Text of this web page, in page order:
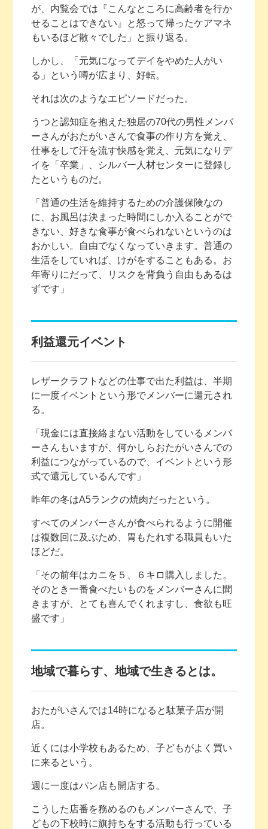
が、内覧会では『こんなところに高齢者を行か
せることはできない』と怒って帰ったケアマネ
もいるほど散々でした」と振り返る。
しかし、「元気になってデイをやめた人がい
る」という噂が広まり、好転。
それは次のようなエピソードだった。
うつと認知症を抱えた独居の70代の男性メンバ
ーさんがおたがいさんで食事の作り方を覚え、
仕事をして汗を流す快感を覚え、元気になりデ
イを「卒業」、シルバー人材センターに登録し
たというものだ。
「普通の生活を維持するための介護保険なの
に、お風呂は決まった時間にしか入ることがで
きない、好きな食事が食べられないというのは
おかしい。自由でなくなっていきます。普通の
生活をしていれば、けがをすることもある。お
年寄りにだって、リスクを背負う自由もあるは
ずです」
利益還元イベント
レザークラフトなどの仕事で出た利益は、半期
に一度イベントという形でメンバーに還元され
る。
「現金には直接絡まない活動をしているメンバ
ーさんもいますが、何かしらおたがいさんでの
利益につながっているので、イベントという形
式で還元しているんです」
昨年の冬はA5ランクの焼肉だったという。
すべてのメンバーさんが食べられるように開催
は複数回に及ぶため、胃もたれする職員もいた
ほどだ。
「その前年はカニを５、６キロ購入しました。
そのとき一番食べたいものをメンバーさんに聞
きますが、とても喜んでくれますし、食欲も旺
盛です」
地域で暮らす、地域で生きるとは。
おたがいさんでは14時になると駄菓子店が開
店。
近くには小学校もあるため、子どもがよく買い
に来るという。
週に一度はパン店も開店する。
こうした店番を務めるのもメンバーさんで、子
どもの下校時に旗持ちをする活動も行っている